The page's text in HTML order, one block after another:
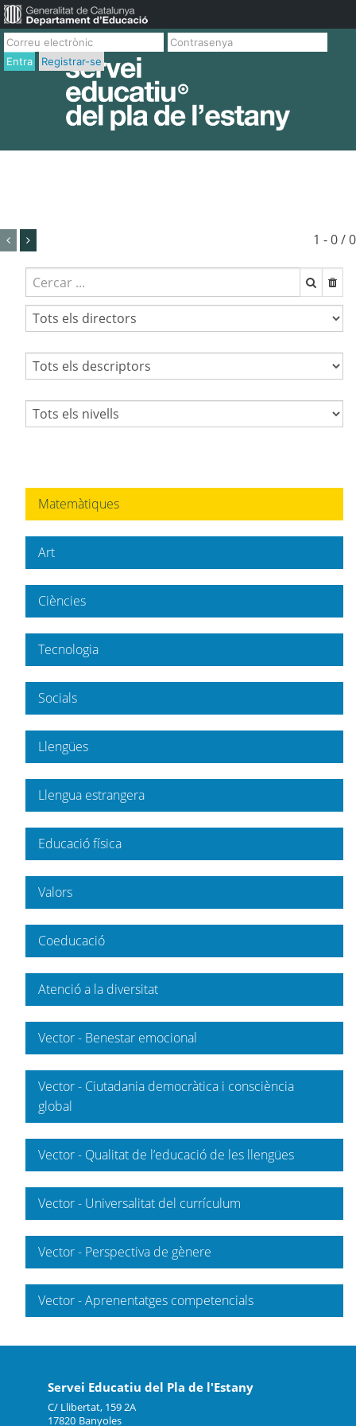
Entra Registrar-se
1 - 0 / 0
Matemàtiques
Art
Ciències
Tecnologia
Socials
Llengües
Llengua estrangera
Educació física
Valors
Coeducació
Atenció a la diversitat
Vector - Benestar emocional
Vector - Ciutadania democràtica i consciència
global
Vector - Qualitat de l’educació de les llengües
Vector - Universalitat del currículum
Vector - Perspectiva de gènere
Vector - Aprenentatges competencials
Servei Educatiu del Pla de l'Estany
C/ Llibertat, 159 2A
17820 Banyoles